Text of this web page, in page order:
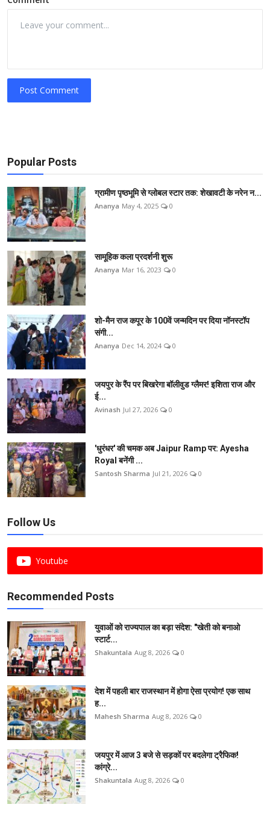
Post Comment
Popular Posts
ग्रामीण पृष्ठभूमि से ग्लोबल स्टार तक: शेखावटी के नरेन न...
Ananya May 4, 2025 0
सामूहिक कला प्रदर्शनी शुरू
Ananya Mar 16, 2023 0
शो-मैन राज कपूर के 100वें जन्मदिन पर दिया नॉनस्टॉप
संगी...
Ananya Dec 14, 2024 0
जयपुर के रैंप पर बिखरेगा बॉलीवुड ग्लैमर! इशिता राज और
ई...
Avinash Jul 27, 2026 0
'धुरंधर' की चमक अब Jaipur Ramp पर: Ayesha
Royal बनेंगी ...
Santosh Sharma Jul 21, 2026 0
Follow Us
Youtube
Recommended Posts
युवाओं को राज्यपाल का बड़ा संदेश: "खेती को बनाओ
स्टार्ट...
Shakuntala Aug 8, 2026 0
देश में पहली बार राजस्थान में होगा ऐसा प्रयोग! एक साथ
ह...
Mahesh Sharma Aug 8, 2026 0
जयपुर में आज 3 बजे से सड़कों पर बदलेगा ट्रैफिक!
कांग्रे...
Shakuntala Aug 8, 2026 0